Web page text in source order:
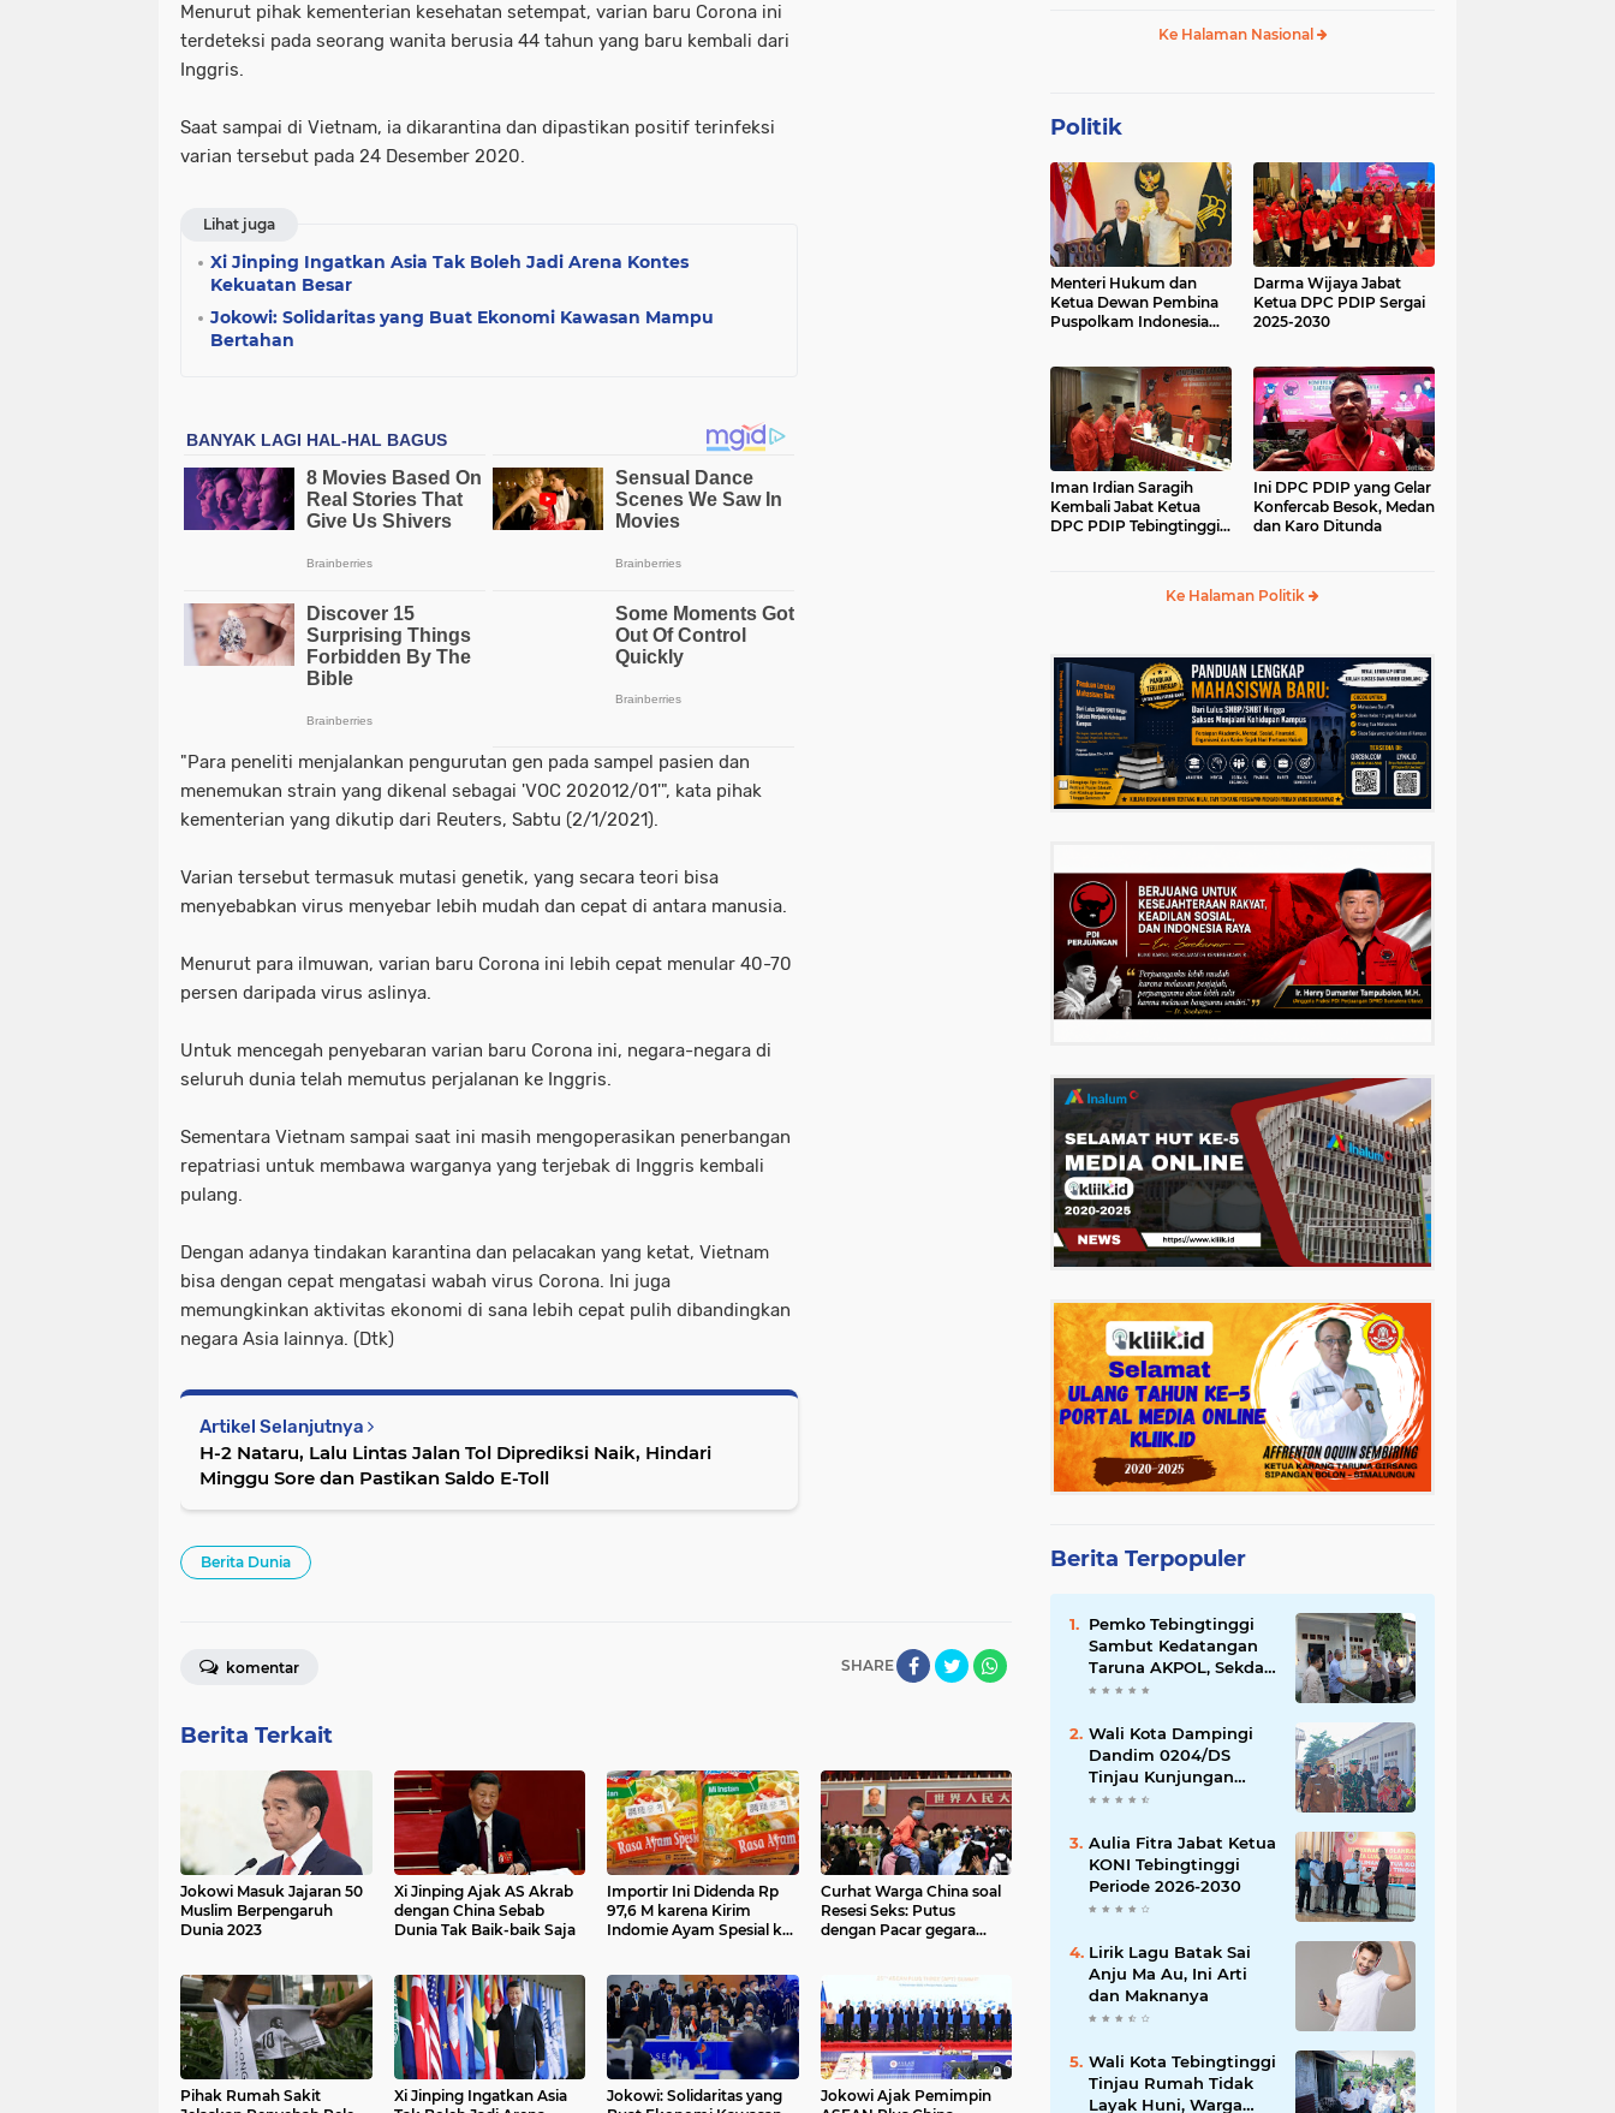
Menurut pihak kementerian kesehatan setempat, varian baru Corona ini
terdeteksi pada seorang wanita berusia 44 tahun yang baru kembali dari
Inggris.
Saat sampai di Vietnam, ia dikarantina dan dipastikan positif terinfeksi
varian tersebut pada 24 Desember 2020.
Lihat juga
Xi Jinping Ingatkan Asia Tak Boleh Jadi Arena Kontes
Kekuatan Besar
Jokowi: Solidaritas yang Buat Ekonomi Kawasan Mampu
Bertahan
"Para peneliti menjalankan pengurutan gen pada sampel pasien dan
menemukan strain yang dikenal sebagai 'VOC 202012/01'", kata pihak
kementerian yang dikutip dari Reuters, Sabtu (2/1/2021).
Varian tersebut termasuk mutasi genetik, yang secara teori bisa
menyebabkan virus menyebar lebih mudah dan cepat di antara manusia.
Menurut para ilmuwan, varian baru Corona ini lebih cepat menular 40-70
persen daripada virus aslinya.
Untuk mencegah penyebaran varian baru Corona ini, negara-negara di
seluruh dunia telah memutus perjalanan ke Inggris.
Sementara Vietnam sampai saat ini masih mengoperasikan penerbangan
repatriasi untuk membawa warganya yang terjebak di Inggris kembali
pulang.
Dengan adanya tindakan karantina dan pelacakan yang ketat, Vietnam
bisa dengan cepat mengatasi wabah virus Corona. Ini juga
memungkinkan aktivitas ekonomi di sana lebih cepat pulih dibandingkan
negara Asia lainnya. (Dtk)
Artikel Selanjutnya
H-2 Nataru, Lalu Lintas Jalan Tol Diprediksi Naik, Hindari
Minggu Sore dan Pastikan Saldo E-Toll
Berita Dunia
SHARE
komentar
Berita Terkait
Jokowi Masuk Jajaran 50
Muslim Berpengaruh
Dunia 2023
Xi Jinping Ajak AS Akrab
dengan China Sebab
Dunia Tak Baik-baik Saja
Importir Ini Didenda Rp
97,6 M karena Kirim
Indomie Ayam Spesial ke
Curhat Warga China soal
Resesi Seks: Putus
dengan Pacar gegara
Pihak Rumah Sakit
Xi Jinping Ingatkan Asia
Jokowi: Solidaritas yang
Jokowi Ajak Pemimpin
Ke Halaman Nasional
Politik
Menteri Hukum dan
Ketua Dewan Pembina
Puspolkam Indonesia
Beserta Agenda
Reformatif dan
Transformatif dalam
Pembangunan Negara
Hukum dan
Kelembagaan
Kementerian Hukum
Darma Wijaya Jabat
Ketua DPC PDIP Sergai
2025-2030
Iman Irdian Saragih
Kembali Jabat Ketua
DPC PDIP Tebingtinggi
Ini DPC PDIP yang Gelar
Konfercab Besok, Medan
dan Karo Ditunda
Ke Halaman Politik
Berita Terpopuler
Pemko Tebingtinggi
Sambut Kedatangan
Taruna AKPOL, Sekda:
Jadikan Momen
Wali Kota Dampingi
Dandim 0204/DS
Tinjau Kunjungan
Taruna AKPOL di
Tebingtinggi
Aulia Fitra Jabat Ketua
KONI Tebingtinggi
Periode 2026-2030
Lirik Lagu Batak Sai
Anju Ma Au, Ini Arti
dan Maknanya
Wali Kota Tebingtinggi
Tinjau Rumah Tidak
Layak Huni, Warga